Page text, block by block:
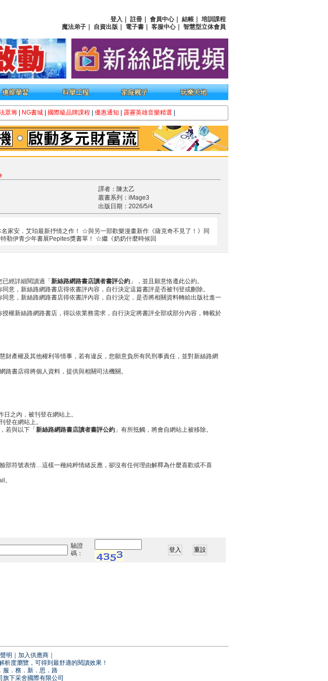
登入 註冊 會員中心｜ 結帳
培訓課程
魔法弟子
自資出版 電子書 客服中心｜ 智慧型立体會員
眾籌 NG書城 國際級品牌課程 優惠通知 霹靂英雄音樂精選
譯者：陳太乙
叢書系列：iMage3
出版日期：2026/5/4
家安．艾珀最新抒情之作！ ☆與另一部歡樂漫畫新作《薩克奇不見了！》同
勒伊青少年書展Pepites獎書單！ ☆繼《奶奶什麼時候回
經詳細閱讀過「 新絲路網路書店讀者書評公約 」，並且願意恪遵此公約。
意，新絲路網路書店得依書評內容，自行決定這篇書評是否被刊登或刪除。
意，新絲路網路書店得依書評內容，自行決定，是否將相關資料轉給出版社進一
權新絲路網路書店，得以依業務需求，自行決定將書評全部或部分內容，轉載於
財產權及其他權利等情事，若有違反，您願意負所有民刑事責任，並對新絲路網
書店得將個人資料，提供與相關司法機關。
之內，被刊登在網站上。
登在網站上。
若與以下「 新絲路網路書店讀者書評公約 」有所抵觸，將會自網站上被移除。
部符號表情…這樣一種純粹情緒反應，卻沒有任何理由解釋為什麼喜歡或不喜
。
驗證
碼：
明 加入供應商
度瀏覽，可得到最舒適的閱讀效果！
服．務．新．思．路
下采舍國際有限公司